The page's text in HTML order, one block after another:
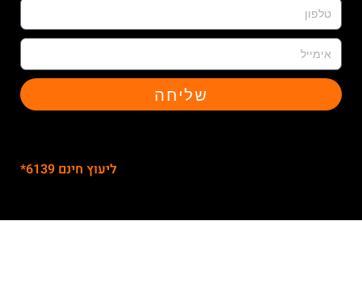
שליחה
ליעוץ חינם 6139*